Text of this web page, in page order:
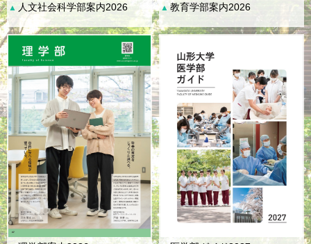
▲ 人文社会科学部案内2026 ▲ 教育学部案内2026